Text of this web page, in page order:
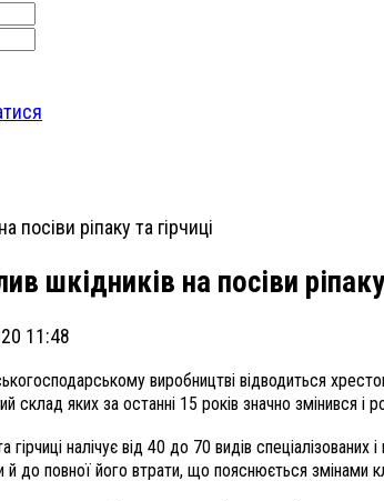
шкідників на посіви ріпаку
11:48
виробництві відводиться
склад яких за останні 15 років значно змінився і
налічує від 40 до 70 видів
до повної його втрати, що пояснюється змінами